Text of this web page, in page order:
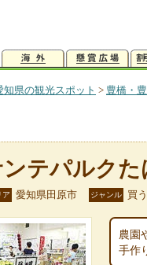
知県の観光スポット > 豊橋・
テパルクた
ア 愛知県田原市 ジャンル 買
農園
手作